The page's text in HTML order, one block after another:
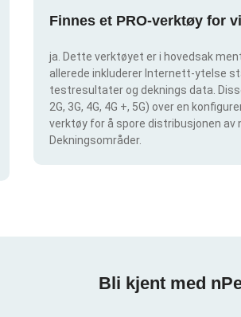
Finnes et PRO-verktøy for
ja. Dette verktøyet er i hovedsak
allerede inkluderer Internett-ytelse
testresultater og deknings data.
2G, 3G, 4G, 4G +, 5G) over en
verktøy for å spore distribusjonen av
Dekningsområder.
Bli kjent med